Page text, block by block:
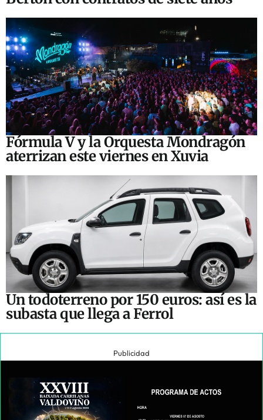
Fórmula V y la Orquesta Mondragón
aterrizan este viernes en Xuvia
Un todoterreno por 150 euros: así es la
subasta que llega a Ferrol
Publicidad